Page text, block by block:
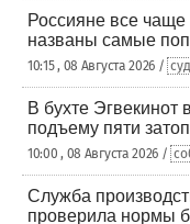
Россияне все
названы самые
10:15 , 08 Августа 2026 /
В бухте Эгвекинот
подъему пяти
10:00 , 08 Августа 2026 /
Служба
проверила нормы